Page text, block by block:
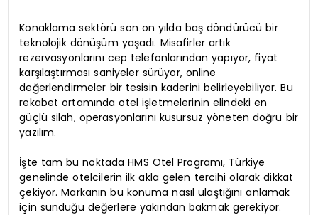
Konaklama sektörü son on yılda baş döndürücü bir
teknolojik dönüşüm yaşadı. Misafirler artık
rezervasyonlarını cep telefonlarından yapıyor, fiyat
karşılaştırması saniyeler sürüyor, online
değerlendirmeler bir tesisin kaderini belirleyebiliyor. Bu
rekabet ortamında otel işletmelerinin elindeki en
güçlü silah, operasyonlarını kusursuz yöneten doğru bir
yazılım.
İşte tam bu noktada HMS Otel Programı, Türkiye
genelinde otelcilerin ilk akla gelen tercihi olarak dikkat
çekiyor. Markanın bu konuma nasıl ulaştığını anlamak
için sunduğu değerlere yakından bakmak gerekiyor.